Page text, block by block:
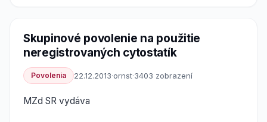
Skupinové povolenie na použitie
neregistrovaných cytostatík
Povolenia 22.12.2013·ornst·3403 zobrazení
MZd SR vydáva